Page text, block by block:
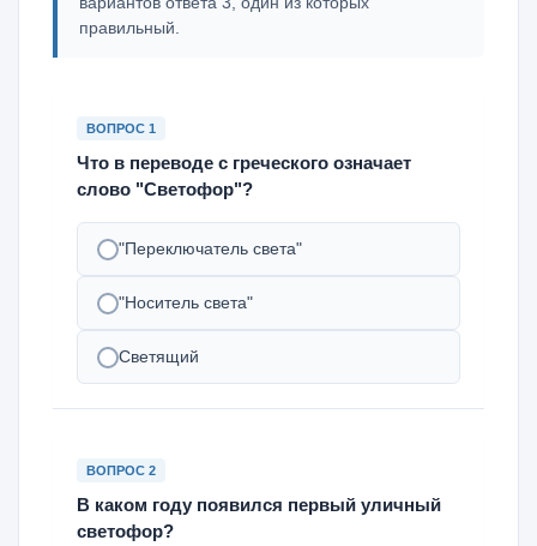
правильный.
ВОПРОС 1
Что в переводе с греческого означает
слово "Светофор"?
"Переключатель света"
"Носитель света"
Светящий
ВОПРОС 2
В каком году появился первый уличный
светофор?